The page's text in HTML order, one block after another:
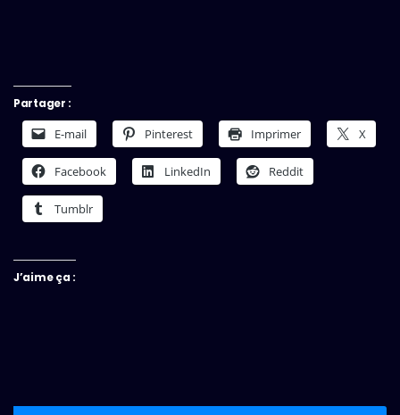
Partager :
E-mail Pinterest Imprimer X
Facebook LinkedIn Reddit
Tumblr
J’aime ça :